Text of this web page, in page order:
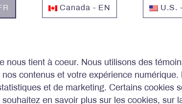
Canada - EN U.S.
nous tient à coeur. Nous utilisons des
contenus et votre expérience numérique.
et de marketing. Certains cookies
en savoir plus sur les cookies, sur
Courriel